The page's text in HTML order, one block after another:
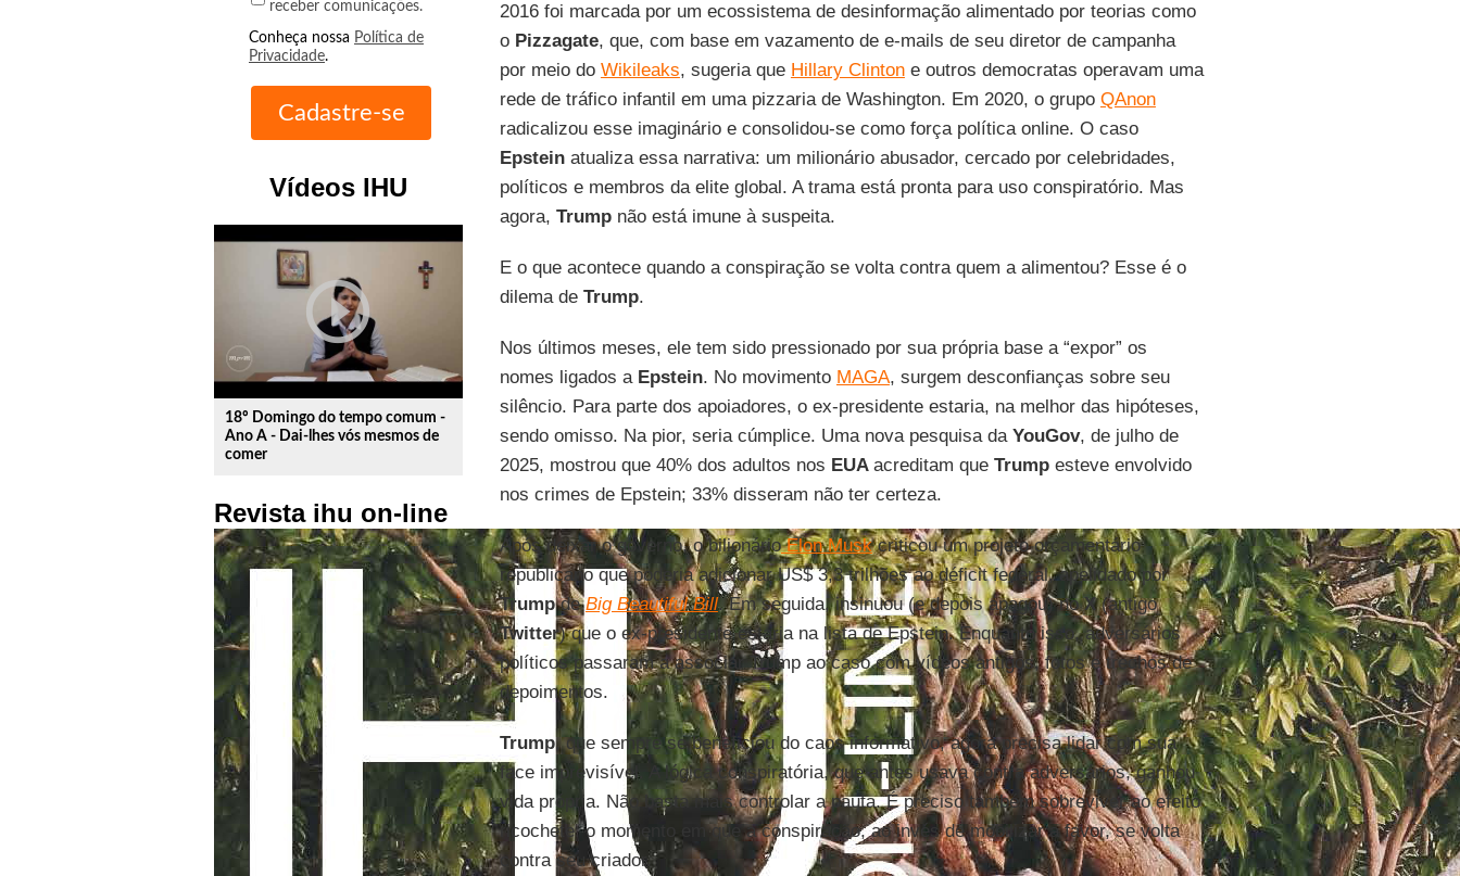
receber comunicações.
Conheça nossa Política de
Privacidade.
Vídeos IHU
play_circle_outline
18º Domingo do tempo comum -
Ano A - Dai-lhes vós mesmos de
comer
Revista ihu on-line
2016 foi marcada por um ecossistema de desinformação alimentado por teorias como
o Pizzagate, que, com base em vazamento de e-mails de seu diretor de campanha
por meio do Wikileaks, sugeria que Hillary Clintone outros democratas operavam uma
rede de tráfico infantil em uma pizzaria de Washington. Em 2020, o grupo QAnon
radicalizou esse imaginário e consolidou-se como força política online. O caso
Epsteinatualiza essa narrativa: um milionário abusador, cercado por celebridades,
políticos e membros da elite global. A trama está pronta para uso conspiratório. Mas
agora, Trumpnão está imune à suspeita.
E o que acontece quando a conspiração se volta contra quem a alimentou? Esse é o
dilema de Trump.
Nos últimos meses, ele tem sido pressionado por sua própria base a “expor” os
nomes ligados a Epstein. No movimento MAGA, surgem desconfianças sobre seu
silêncio. Para parte dos apoiadores, o ex-presidente estaria, na melhor das hipóteses,
sendo omisso. Na pior, seria cúmplice. Uma nova pesquisa da YouGov, de julho de
2025, mostrou que 40% dos adultos nos EUA acreditam que Trumpesteve envolvido
nos crimes de Epstein; 33% disseram não ter certeza.
Após deixar o governo, o bilionárioElon Muskcriticou um projeto orçamentário
republicano que poderia adicionar US$ 3,3 trilhões ao déficit federal, apelidado por
TrumpdeBig Beautiful Bill. Em seguida, insinuou (e depois apagou) noX(antigo
Twitter) que o ex-presidente estaria na lista de Epstein. Enquanto isso, adversários
políticos passaram a associar Trump ao caso com vídeos antigos, fotos e trechos de
depoimentos.
Trump, que sempre se beneficiou do caos informativo, agora precisa lidar com sua
face imprevisível. A lógica conspiratória, que antes usava contra adversários, ganhou
vida própria. Não basta mais controlar a pauta. É preciso também sobreviver ao efeito
ricochete: o momento em que a conspiração, ao invés de mobilizar a favor, se volta
contra seu criador.